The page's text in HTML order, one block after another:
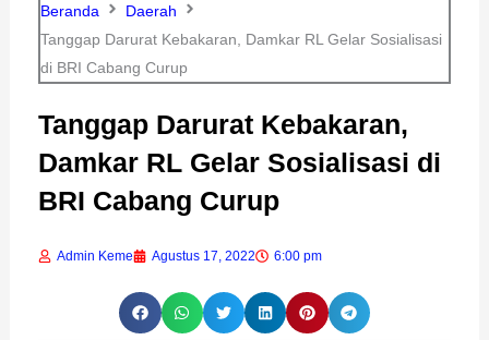
Beranda
Daerah
Tanggap Darurat Kebakaran, Damkar RL Gelar Sosialisasi
di BRI Cabang Curup
Tanggap Darurat Kebakaran,
Damkar RL Gelar Sosialisasi di
BRI Cabang Curup
Admin Keme Agustus 17, 2022 6:00 pm